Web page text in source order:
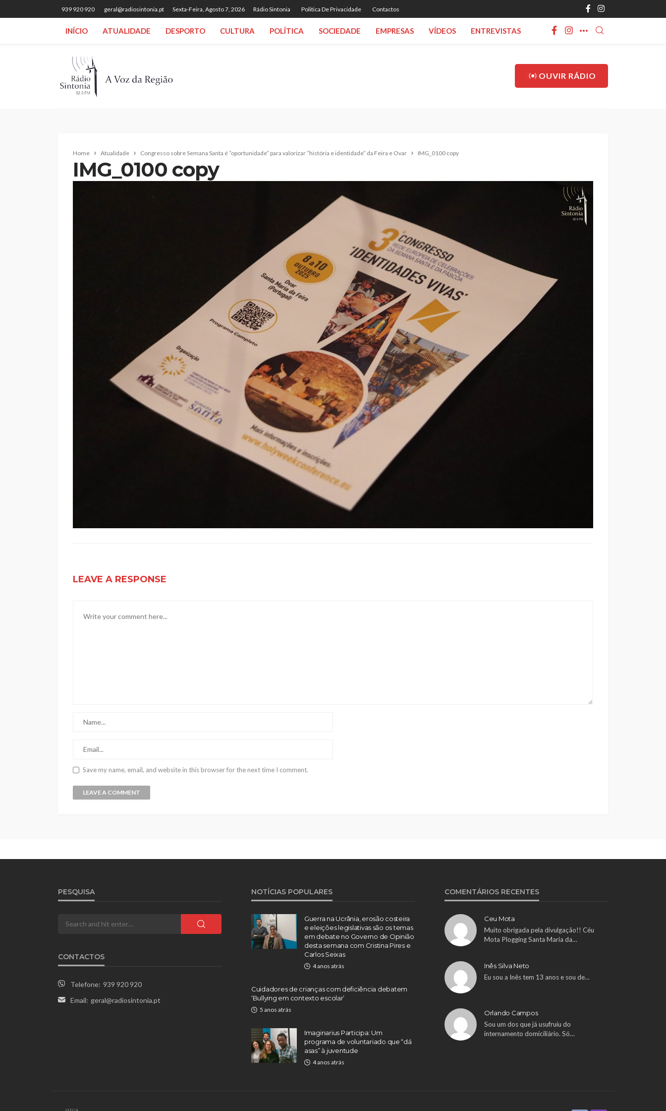
939 920 920 geral@radiosintonia.pt Sexta-Feira, Agosto 7, 2026 Rádio Sintonia Politica De Privacidade Contactos
INÍCIO ATUALIDADE DESPORTO CULTURA POLÍTICA SOCIEDADE EMPRESAS VÍDEOS ENTREVISTAS
OUVIR RÁDIO
Home Atualidade Congresso sobre Semana Santa é “oportunidade” para valorizar “história e identidade” da Feira e Ovar IMG_0100 copy
IMG_0100 copy
LEAVE A RESPONSE
Save my name, email, and website in this browser for the next time I comment.
PESQUISA
CONTACTOS
Telefone: 939 920 920
Email: geral@radiosintonia.pt
NOTÍCIAS POPULARES
Guerra na Ucrânia, erosão costeira
e eleições legislativas são os temas
em debate no Governo de Opinião
desta semana com Cristina Pires e
Carlos Seixas
4 anos atrás
Cuidadores de crianças com deficiência debatem
‘Bullying em contexto escolar’
5 anos atrás
Imaginarius Participa: Um
programa de voluntariado que “dá
asas” à juventude
4 anos atrás
COMENTÁRIOS RECENTES
Ceu Mota
Muito obrigada pela divulgação!! Céu
Mota Plogging Santa Maria da…
Inês Silva Neto
Eu sou a Inês tem 13 anos e sou de…
Orlando Campos
Sou um dos que já usufruiu do
internamento domiciliário. Só…